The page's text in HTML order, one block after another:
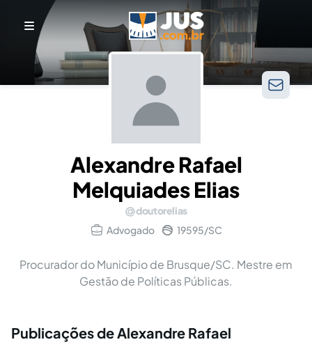
Alexandre Rafael
Melquiades Elias
doutorelias
Advogado
19595/SC
Procurador do Município de Brusque/SC. Mestre em
Gestão de Políticas Públicas.
Publicações de Alexandre Rafael